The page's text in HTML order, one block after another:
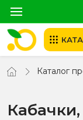
Каталог
Кабачки,